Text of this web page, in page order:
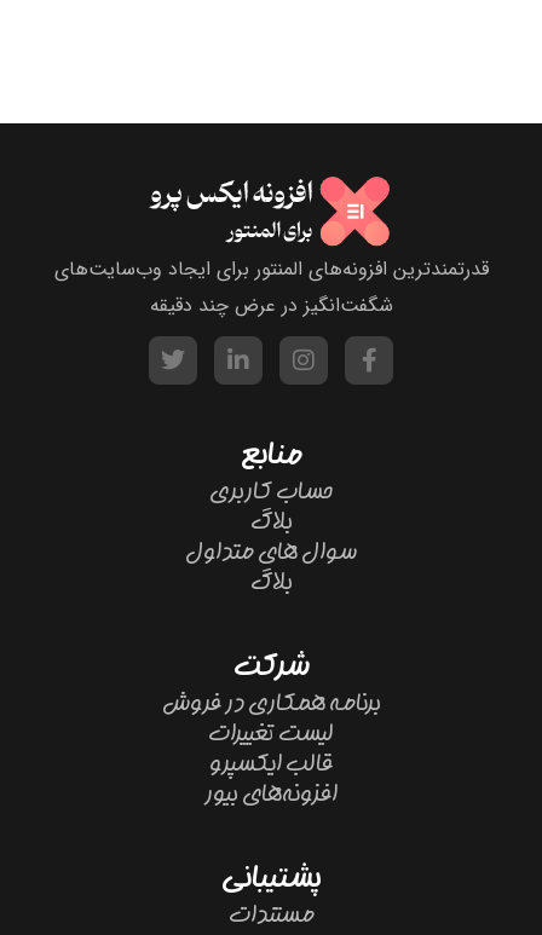
قدرتمندترین افزونه‌های المنتور برای ایجاد وب‌سایت‌های
شگفت‌انگیز در عرض چند دقیقه
منابع
حساب کاربری
بلاگ
سوال های متداول
بلاگ
شرکت
برنامه همکاری در فروش
لیست تغییرات
قالب ایکسپرو
افزونه‌های بیور
پشتیبانی
مستندات